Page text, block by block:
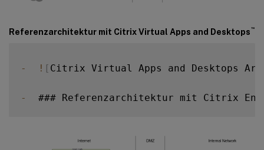
Referenzarchitektur mit Citrix Virtual Apps and Desktops ™
- ! [ Citrix Virtual Apps and Desktops
-